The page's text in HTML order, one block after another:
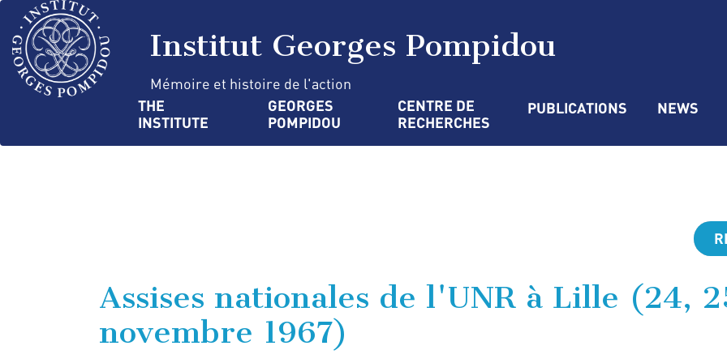
Skip
main
content
Institut Georges Pompidou
Mémoire et histoire de l'action
Navigation
principale
THE
INSTITUTE
GEORGES
POMPIDOU
CENTRE DE
RECHERCHES
PUBLICATIONS NEWS
Assises nationales de l'UNR à Lille (24,
novembre 1967)
Cookies management panel